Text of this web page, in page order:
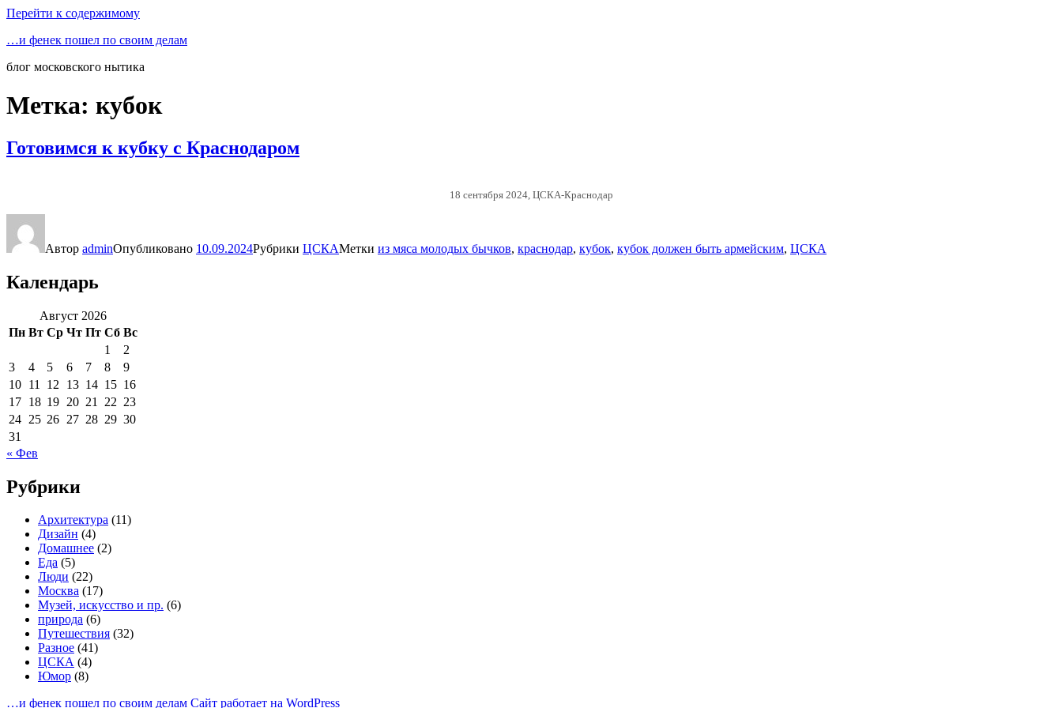
Перейти к содержимому
…и фенек пошел по своим делам
блог московского нытика
Метка: кубок
Готовимся к кубку с Краснодаром
18 сентября 2024, ЦСКА-Краснодар
Автор adminОпубликовано 10.09.2024Рубрики ЦСКАМетки из мяса молодых бычков, краснодар, кубок, кубок должен быть армейским, ЦСКА
Календарь
Август 2026
Пн Вт Ср Чт Пт Сб Вс
1
2
3
4 5 6 7 8
9
10 11 12 13 14 15 16
17 18 19 20 21 22 23
24 25 26 27 28 29 30
31
« Фев
Рубрики
Архитектура (11)
Дизайн (4)
Домашнее (2)
Еда (5)
Люди (22)
Москва (17)
Музей, искусство и пр. (6)
природа (6)
Путешествия (32)
Разное (41)
ЦСКА (4)
Юмор (8)
…и фенек пошел по своим делам Сайт работает на WordPress